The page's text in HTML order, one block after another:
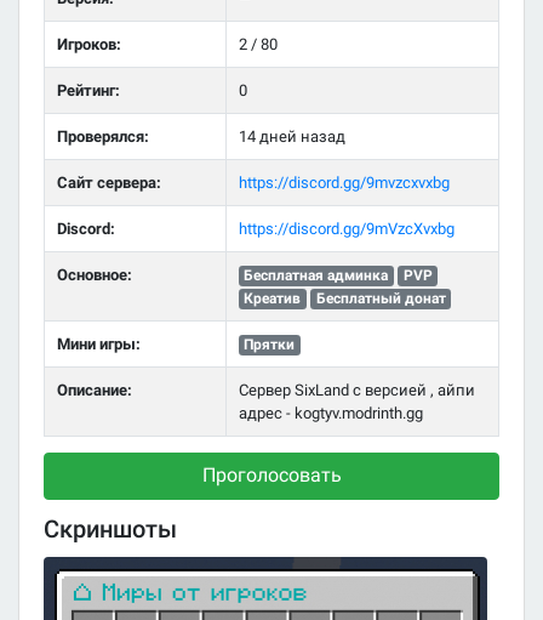
Игроков: 2 / 80
Рейтинг: 0
Проверялся: 14 дней назад
Сайт сервера: https://discord.gg/9mvzcxvxbg
Discord: https://discord.gg/9mVzcXvxbg
Основное: Бесплатная админка
PVP
Креатив
Бесплатный донат
Мини игры: Прятки
Описание:
Сервер SixLand с версией , айпи
адрес - kogtyv.modrinth.gg
Проголосовать
Скриншоты